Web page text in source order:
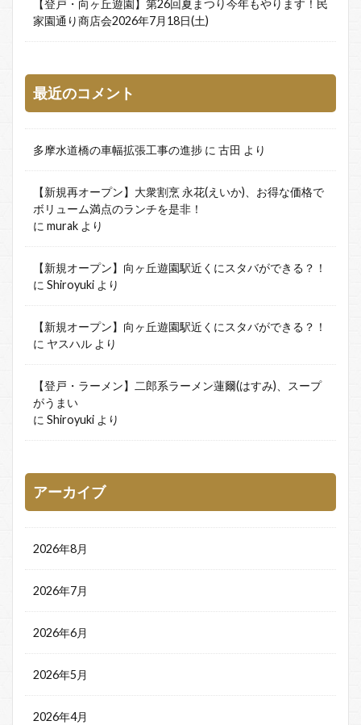
【登戸・向ヶ丘遊園】第26回夏まつり今年もやります！民
家園通り商店会2026年7月18日(土)
最近のコメント
多摩水道橋の車幅拡張工事の進捗 に 古田 より
【新規再オープン】大衆割烹 永花(えいか)、お得な価格で
ボリューム満点のランチを是非！
に murak より
【新規オープン】向ヶ丘遊園駅近くにスタバができる？！
に Shiroyuki より
【新規オープン】向ヶ丘遊園駅近くにスタバができる？！
に ヤスハル より
【登戸・ラーメン】二郎系ラーメン蓮爾(はすみ)、スープ
がうまい
に Shiroyuki より
アーカイブ
2026年8月
2026年7月
2026年6月
2026年5月
2026年4月